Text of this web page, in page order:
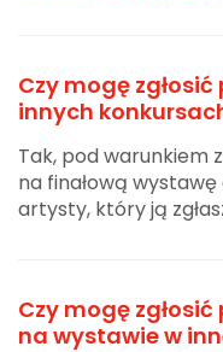
Czy mogę
innych
Tak, pod warunkiem
na finałową
artysty, który ją
Czy mogę
na wystawie w